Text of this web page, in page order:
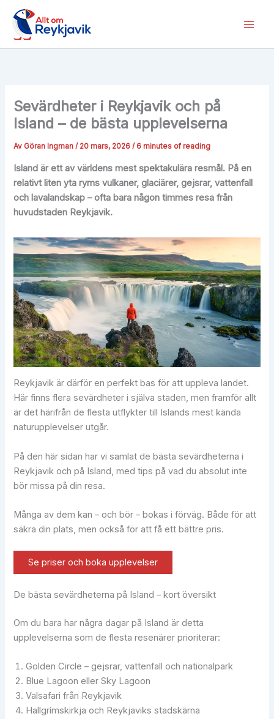
Hoppa
innehåll
Sevärdheter i Reykjavik och på
Island – de bästa upplevelserna
Av Göran Ingman/ 20 mars, 2026/ 6 minutes of reading
Island är ett av världens mest spektakulära resmål. På en
relativt liten yta ryms vulkaner, glaciärer, gejsrar, vattenfall
och lavalandskap – ofta bara någon timmes resa från
huvudstaden Reykjavik.
Reykjavik är därför en perfekt bas för att uppleva landet.
Här finns flera sevärdheter i själva staden, men framför allt
är det härifrån de flesta utflykter till Islands mest kända
naturupplevelser utgår.
På den här sidan har vi samlat de bästa sevärdheterna i
Reykjavik och på Island, med tips på vad du absolut inte
bör missa på din resa.
Många av dem kan – och bör – bokas i förväg. Både för att
säkra din plats, men också för att få ett bättre pris.
Se priser och boka upplevelser
De bästa sevärdheterna på Island – kort översikt
Om du bara har några dagar på Island är detta
upplevelserna som de flesta resenärer prioriterar:
Golden Circle – gejsrar, vattenfall och nationalpark
Blue Lagoon eller Sky Lagoon
Valsafari från Reykjavik
Hallgrímskirkja och Reykjaviks stadskärna